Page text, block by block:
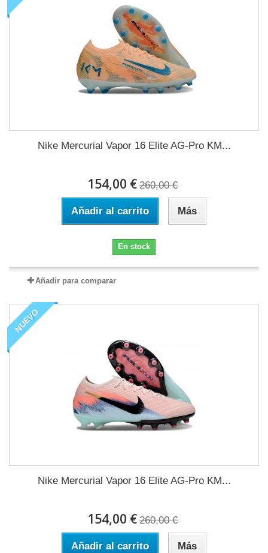
Nike Mercurial Vapor 16 Elite AG-Pro KM...
154,00 € 260,00 €
Añadir al carrito Más
En stock
Añadir para comparar
NUEVO
Nike Mercurial Vapor 16 Elite AG-Pro KM...
154,00 € 260,00 €
Añadir al carrito Más